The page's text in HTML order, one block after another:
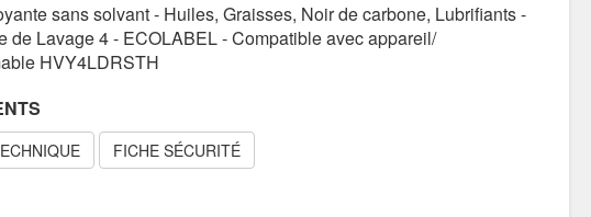
sans solvant - Huiles, Graisses, Noir de carbone, Lubrifiants -
de Lavage 4 - ECOLABEL - Compatible avec appareil/
HVY4LDRSTH
FICHE SÉCURITÉ